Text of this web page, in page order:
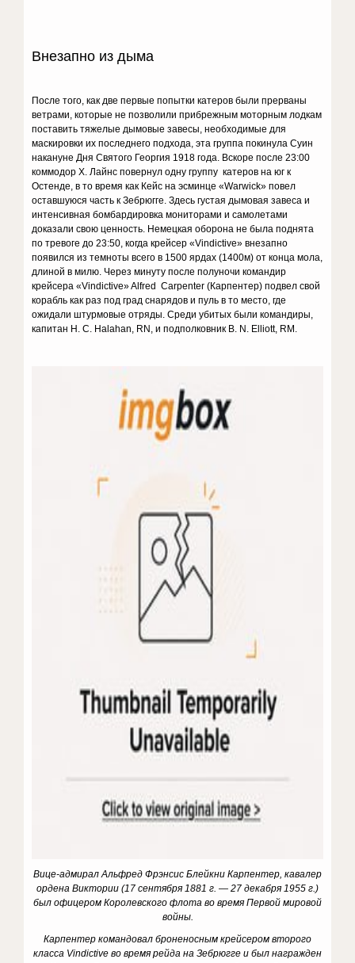
Внезапно из дыма
После того, как две первые попытки катеров были прерваны
ветрами, которые не позволили прибрежным моторным лодкам
поставить тяжелые дымовые завесы, необходимые для
маскировки их последнего подхода, эта группа покинула Суин
накануне Дня Святого Георгия 1918 года. Вскоре после 23:00
коммодор Х. Лайнс повернул одну группу катеров на юг к
Остенде, в то время как Кейс на эсминце «Warwick» повел
оставшуюся часть к Зебрюгге. Здесь густая дымовая завеса и
интенсивная бомбардировка мониторами и самолетами
доказали свою ценность. Немецкая оборона не была поднята
по тревоге до 23:50, когда крейсер «Vindictive» внезапно
появился из темноты всего в 1500 ярдах (1400м) от конца мола,
длиной в милю. Через минуту после полуночи командир
крейсера «Vindictive» Alfred Carpenter (Карпентер) подвел свой
корабль как раз под град снарядов и пуль в то место, где
ожидали штурмовые отряды. Среди убитых были командиры,
капитан H. C. Halahan, RN, и подполковник B. N. Elliott, RM.
Вице-адмирал Альфред Фрэнсис Блейкни Карпентер, кавалер
ордена Виктории (17 сентября 1881 г. — 27 декабря 1955 г.)
был офицером Королевского флота во время Первой мировой
войны.
Карпентер командовал броненосным крейсером второго
класса Vindictive во время рейда на Зебрюгге и был награжден